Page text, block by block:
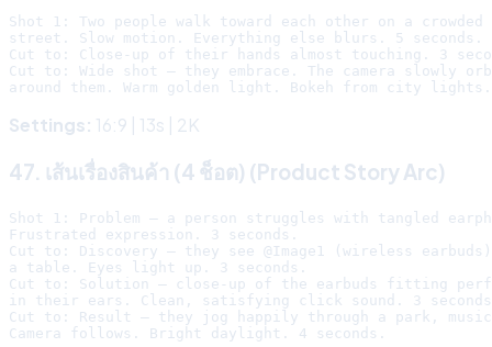
Shot 1: Two people walk toward each other on a
street. Slow motion. Everything else blurs. 5 seconds.
Cut to: Close-up of their hands almost touching. 3
Cut to: Wide shot — they embrace. The camera slowly
Settings: 16:9 | 13s | 2K
47. เส้นเรื่องสินค้า (4 ช็อต) (Product Story Arc)
Shot 1: Problem — a person struggles with tangled
Frustrated expression. 3 seconds.
Cut to: Discovery — they see @Image1 (wireless
a table. Eyes light up. 3 seconds.
Cut to: Solution — close-up of the earbuds fitting
in their ears. Clean, satisfying click sound. 3
Cut to: Result — they jog happily through a park,